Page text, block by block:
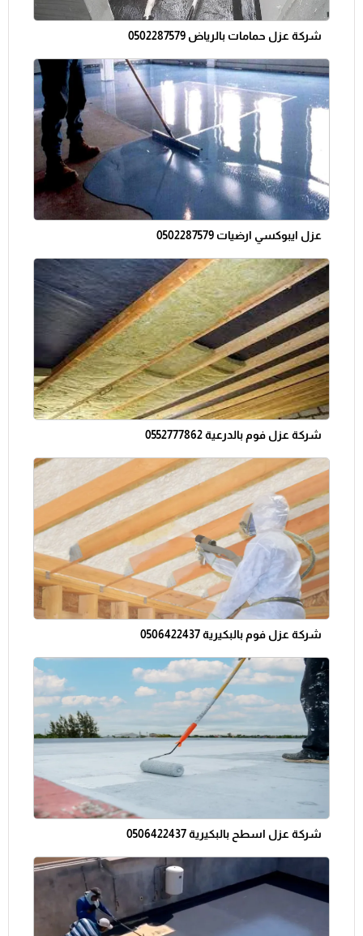
شركة عزل حمامات بالرياض 0502287579
عزل ايبوكسي ارضيات 0502287579
شركة عزل فوم بالدرعية 0552777862
شركة عزل فوم بالبكيرية 0506422437
شركة عزل اسطح بالبكيرية 0506422437